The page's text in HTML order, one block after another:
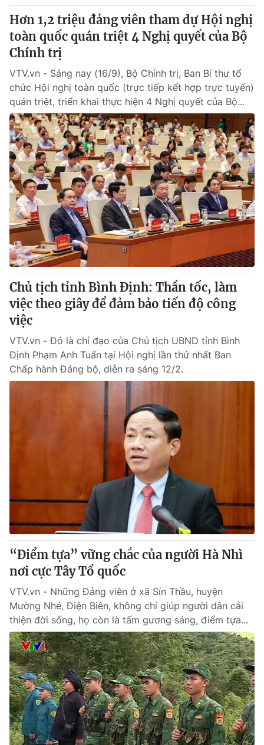
Phó Tổng Biên tập:Nguyễn Thị Mỹ Hạnh, Phạm Quốc Thắng,
Nguyễn Trọng Ninh
Tổng đài VTV:024.38 355 931 - 024.38 355 932
Ðiện thoại Thời báo VTV:
toasoan@vtv.vn
Liên hệ quảng cáo:024-7300.7108
® Cấm sao chép dưới mọi hình thức nếu không có sự chấp
thuận bằng văn bản. Ghi rõ nguồn VTV.vn khi phát hành lại
thông tin từ website này.
Hơn 1,2 triệu đảng viên tham dự Hội nghị
toàn quốc quán triệt 4 Nghị quyết của Bộ
Chính trị
VTV.vn - Sáng nay (16/9), Bộ Chính trị, Ban Bí thư tổ
chức Hội nghị toàn quốc (trực tiếp kết hợp trực tuyến)
quán triệt, triển khai thực hiện 4 Nghị quyết của Bộ...
Chủ tịch tỉnh Bình Định: Thần tốc, làm
việc theo giây để đảm bảo tiến độ công
việc
VTV.vn - Đó là chỉ đạo của Chủ tịch UBND tỉnh Bình
Định Phạm Anh Tuấn tại Hội nghị lần thứ nhất Ban
Chấp hành Đảng bộ, diễn ra sáng 12/2.
“Điểm tựa” vững chắc của người Hà Nhì
nơi cực Tây Tổ quốc
VTV.vn - Những Đảng viên ở xã Sín Thầu, huyện
Mường Nhé, Điện Biên, không chỉ giúp người dân cải
thiện đời sống, họ còn là tấm gương sáng, điểm tựa...